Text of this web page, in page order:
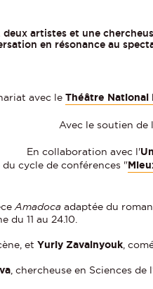
artistes et une
en résonance au
avec leThéâtre National
Avec le soutien de
En collaboration avec l'
du cycle de conférences "
Amadoca adaptée du
11 au 24.10.
etYuriy Zavalnyouk ,
, chercheuse en Sciences